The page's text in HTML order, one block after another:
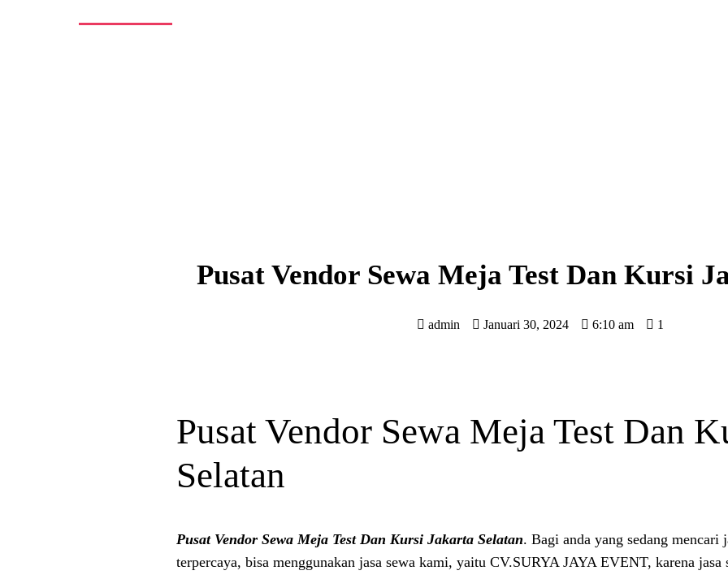
Pusat Vendor Sewa Meja Test Dan Kursi
admin Januari 30, 2024 6:10 am 1
Pusat Vendor Sewa Meja Test Dan
Selatan
Pusat Vendor Sewa Meja Test Dan Kursi Jakarta Selatan. Bagi anda yang sedang mencari
terpercaya, bisa menggunakan jasa sewa kami, yaitu CV.SURYA JAYA EVENT, karena